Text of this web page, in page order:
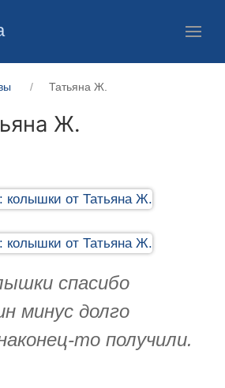
Татьяна Ж.
Ж.
спасибо
минус долго
то получили.